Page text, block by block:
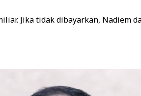
Jika tidak dibayarkan, Nadiem